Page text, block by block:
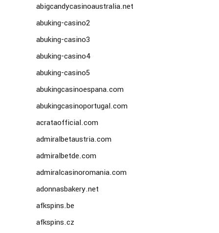
abigcandycasinoaustralia.net
abuking-casino2
abuking-casino3
abuking-casino4
abuking-casino5
abukingcasinoespana.com
abukingcasinoportugal.com
acrataofficial.com
admiralbetaustria.com
admiralbetde.com
admiralcasinoromania.com
adonnasbakery.net
afkspins.be
afkspins.cz